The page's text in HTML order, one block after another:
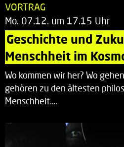
VORTRAG
Mo. 07.12. um 17.15 Uhr
Geschichte und
Menschheit im
Wo kommen wir her? Wo
gehören zu den ältesten
Menschheit.…